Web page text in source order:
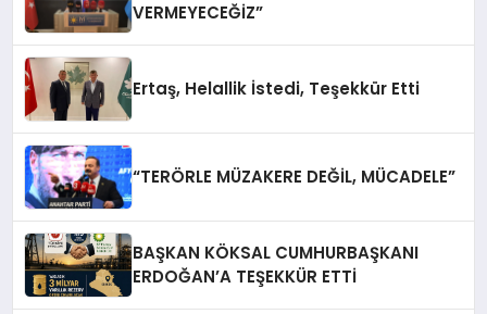
VERMEYECEĞİZ”
Ertaş, Helallik İstedi, Teşekkür Etti
“TERÖRLE MÜZAKERE DEĞİL, MÜCADELE”
BAŞKAN KÖKSAL CUMHURBAŞKANI
ERDOĞAN’A TEŞEKKÜR ETTİ